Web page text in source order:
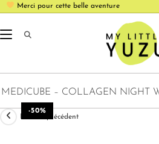
Merci pour cette belle aventure
MEDICUBE – COLLAGEN NIGHT
-50%
Produit précédent